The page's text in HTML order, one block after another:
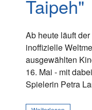
Taipeh"
Ab heute läuft
inoffizielle
ausgewählten
16. Mai - mit
Spielerin Petra